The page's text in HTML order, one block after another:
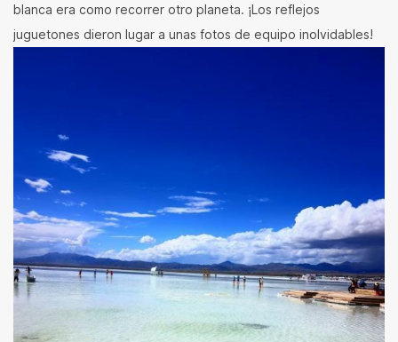
blanca era como recorrer otro planeta. ¡Los reflejos
juguetones dieron lugar a unas fotos de equipo inolvidables!